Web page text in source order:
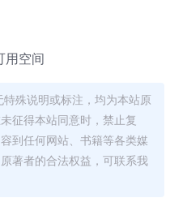
用空间
殊说明或标注，均为本站原
征得本站同意时，禁止复
到任何网站、书籍等各类媒
著者的合法权益，可联系我